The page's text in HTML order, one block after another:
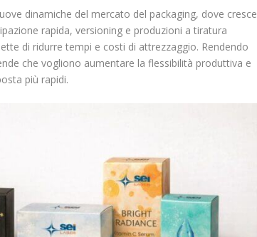
dinamiche del mercato del packaging, dove cresce
rapida, versioning e produzioni a tiratura
di ridurre tempi e costi di attrezzaggio. Rendendo
che vogliono aumentare la flessibilità produttiva e
più rapidi.